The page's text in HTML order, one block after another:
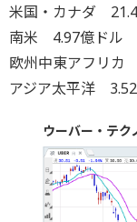
米国・カナダ
南米 4.97億ドル
欧州中東アフリ
アジア太平洋
ウーバー・テク